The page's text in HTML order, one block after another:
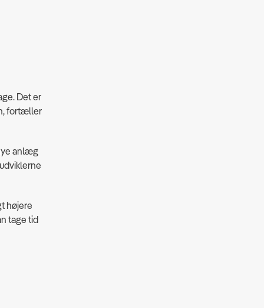
Det er
fortæller
anlæg
højere
tage tid